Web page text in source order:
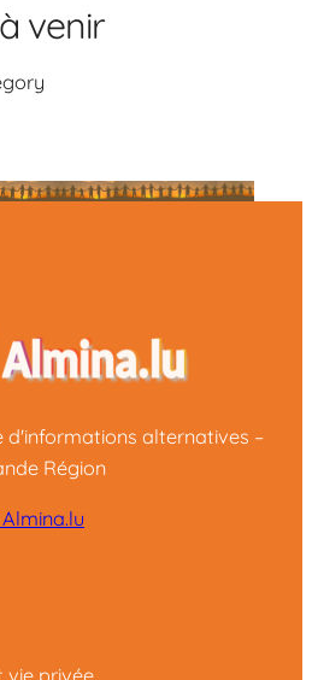
venir
d'informations alternatives –
Région